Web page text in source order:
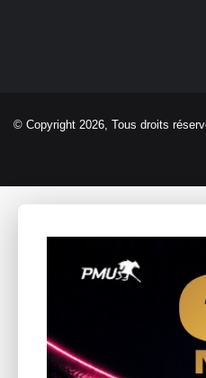
© Copyright 2026, Tous droits